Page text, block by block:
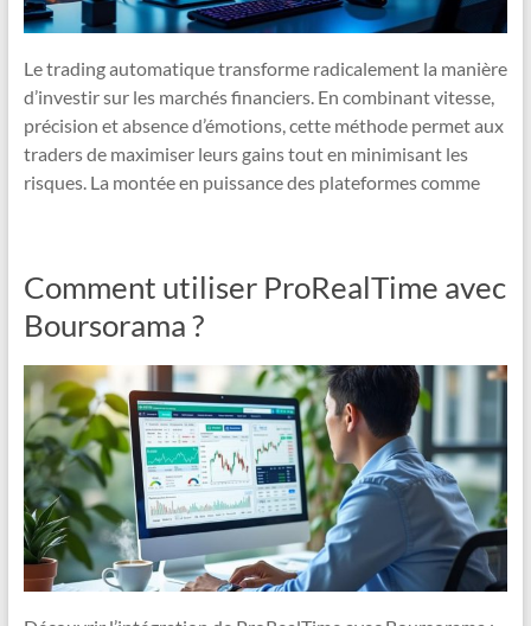
Le trading automatique transforme radicalement la manière
d’investir sur les marchés financiers. En combinant vitesse,
précision et absence d’émotions, cette méthode permet aux
traders de maximiser leurs gains tout en minimisant les
risques. La montée en puissance des plateformes comme
Comment utiliser ProRealTime avec
Boursorama ?